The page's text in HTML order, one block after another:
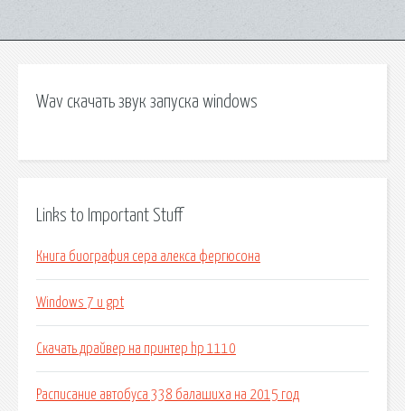
Wav скачать звук запуска windows
Links to Important Stuff
Книга биография сера алекса фергюсона
Windows 7 и gpt
Скачать драйвер на принтер hp 1110
Расписание автобуса 338 балашиха на 2015 год